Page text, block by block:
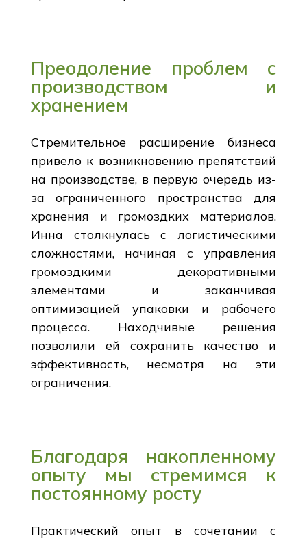
Преодоление проблем с
производством и
хранением
Стремительное расширение бизнеса
привело к возникновению препятствий
на производстве, в первую очередь из-
за ограниченного пространства для
хранения и громоздких материалов.
Инна столкнулась с логистическими
сложностями, начиная с управления
громоздкими декоративными
элементами и заканчивая
оптимизацией упаковки и рабочего
процесса. Находчивые решения
позволили ей сохранить качество и
эффективность, несмотря на эти
ограничения.
Благодаря накопленному
опыту мы стремимся к
постоянному росту
Практический опыт в сочетании с